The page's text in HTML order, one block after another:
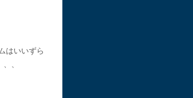
はいいずら
、